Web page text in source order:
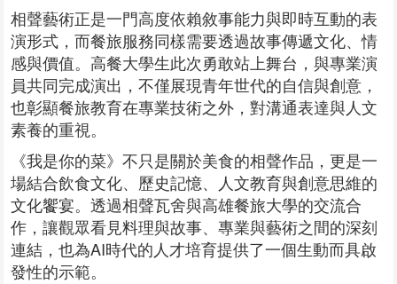
相聲藝術正是一門高度依賴敘事能力與即時互動的表
演形式，而餐旅服務同樣需要透過故事傳遞文化、情
感與價值。高餐大學生此次勇敢站上舞台，與專業演
員共同完成演出，不僅展現青年世代的自信與創意，
也彰顯餐旅教育在專業技術之外，對溝通表達與人文
素養的重視。
《我是你的菜》不只是關於美食的相聲作品，更是一
場結合飲食文化、歷史記憶、人文教育與創意思維的
文化饗宴。透過相聲瓦舍與高雄餐旅大學的交流合
作，讓觀眾看見料理與故事、專業與藝術之間的深刻
連結，也為AI時代的人才培育提供了一個生動而具啟
發性的示範。